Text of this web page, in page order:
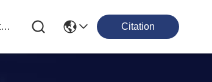
Nous Contacter Citation